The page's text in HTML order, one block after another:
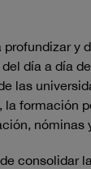
profundizar y
día a día
las
la formación
nóminas
consolidar